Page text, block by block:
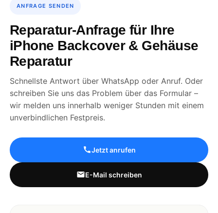
ANFRAGE SENDEN
Reparatur-Anfrage für Ihre
iPhone Backcover & Gehäuse
Reparatur
Schnellste Antwort über WhatsApp oder Anruf. Oder
schreiben Sie uns das Problem über das Formular –
wir melden uns innerhalb weniger Stunden mit einem
unverbindlichen Festpreis.
Jetzt anrufen
E-Mail schreiben